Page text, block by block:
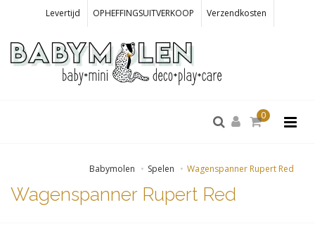
Levertijd OPHEFFINGSUITVERKOOP Verzendkosten
0
Babymolen Spelen Wagenspanner Rupert Red
Wagenspanner Rupert Red